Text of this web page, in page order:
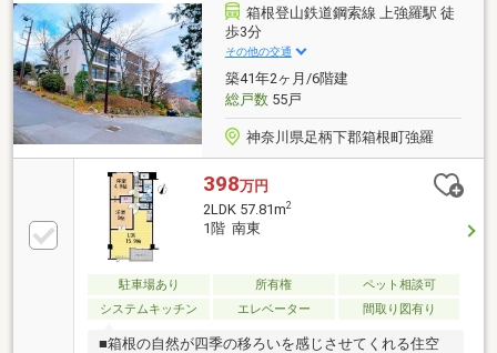
箱根登山鉄道鋼索線 上強羅駅 徒
歩3分
その他の交通
築41年2ヶ月/6階建
総戸数55戸
神奈川県足柄下郡箱根町強羅
398万円
2LDK 57.81m2
1階 南東
駐車場あり 所有権
ペット相談可
システムキッチン
エレベーター 間取り図有り
■箱根の自然が四季の移ろいを感じさせてくれる住空